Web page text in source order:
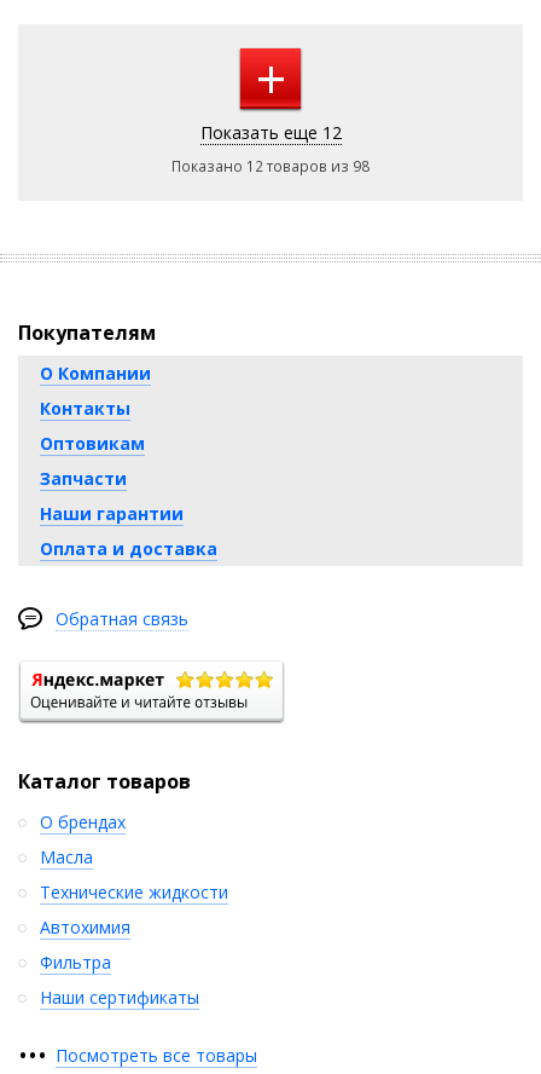
+
Показать еще 12
Показано 12 товаров из 98
Покупателям
О Компании
Контакты
Оптовикам
Запчасти
Наши гарантии
Оплата и доставка
Обратная связь
Каталог товаров
О брендах
Масла
Технические жидкости
Автохимия
Фильтра
Наши сертификаты
••• Посмотреть все товары